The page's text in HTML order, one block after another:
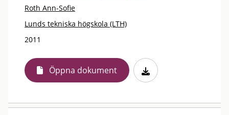
Roth Ann-Sofie
Lunds tekniska högskola (LTH)
2011
Öppna dokument